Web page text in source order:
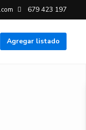
679 423 197
Agregar listado